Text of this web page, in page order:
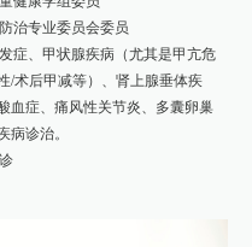
治专业委员会委员
症、甲状腺疾病（尤其是甲亢危
/术后甲减等）、肾上腺垂体疾
血症、痛风性关节炎、多囊卵巢
病诊治。